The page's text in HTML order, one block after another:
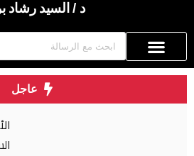
د / السيد رشاد
عاجل
الأمم المتحدة تدعو إلى تسريع التقدم